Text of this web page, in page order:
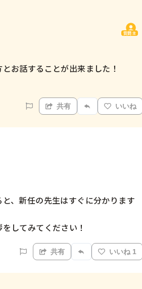
質問主
お話することが出来ました！
共有 いいね
、新任の先生はすぐに分かります
してみてください！
共有 いいね 1